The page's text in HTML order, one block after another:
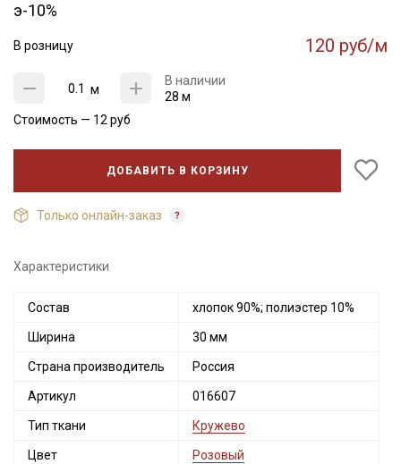
э-10%
В розницу 120 руб/м
м
В наличии
28 м
Стоимость — 12 руб
ДОБАВИТЬ В КОРЗИНУ
Только онлайн-заказ
Характеристики
Состав хлопок 90%; полиэстер 10%
Ширина 30 мм
Страна производитель Россия
Артикул 016607
Тип ткани Кружево
Цвет Розовый